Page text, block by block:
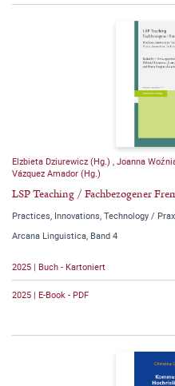
Elzbieta Dziurewicz (Hg.) , Joanna
Vázquez Amador (Hg.)
LSP Teaching / Fachbezogener
Practices, Innovations, Technology /
Arcana Linguistica, Band 4
2025 | Buch - Kartoniert
2025 | E-Book - PDF